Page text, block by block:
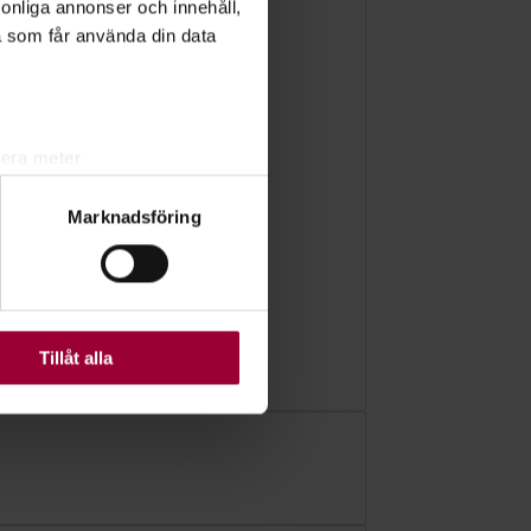
annonser och innehåll,
får använda din data
meter
. Du kan ändra
Vissa kakor är
Marknadsföring
Tillåt alla